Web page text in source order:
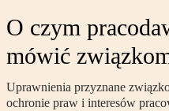
O czym
mówić
Uprawnienia przyznane
ochronie praw i interesów